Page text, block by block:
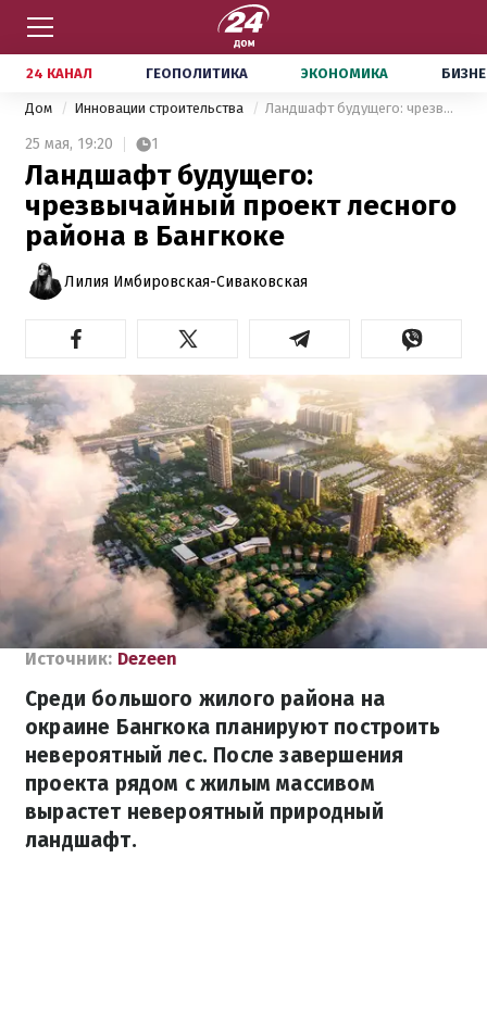
24 КАНАЛ ГЕОПОЛИТИКА ЭКОНОМИКА
Дом Инновации строительства Ландшафт будущего: чрезвычайный проект лесного района в Бангкоке
25 мая, 19:20 1
Ландшафт будущего:
чрезвычайный проект лесного
района в Бангкоке
Лилия Имбировская-Сиваковская
Источник: Dezeen
Среди большого жилого района на
окраине Бангкока планируют построить
невероятный лес. После завершения
проекта рядом с жилым массивом
вырастет невероятный природный
ландшафт.